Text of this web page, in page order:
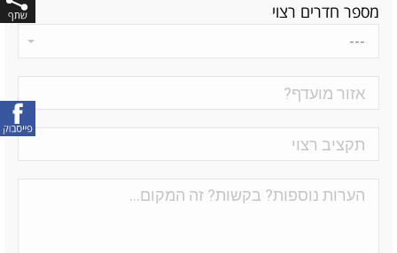
מספר חדרים רצוי